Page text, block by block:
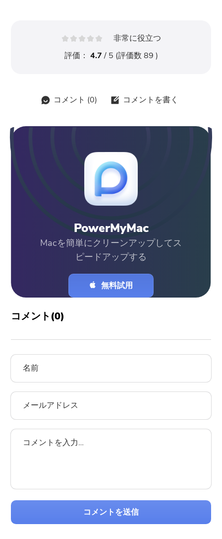
非常に役立つ
評価： 4.7/ 5 (評価数89 )
コメント (0) コメントを書く
PowerMyMac
Macを簡単にクリーンアップしてス
ピードアップする
無料試用
コメント(0)
コメントを送信